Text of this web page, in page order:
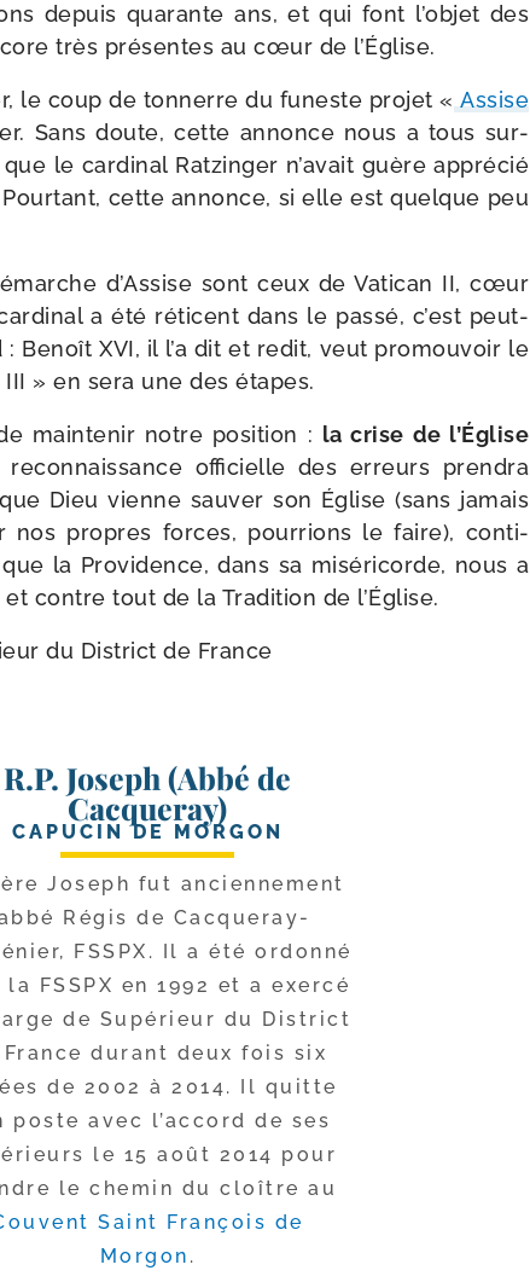
depuis qua­rante ans, et qui font l’objet des
très pré­sentes au cœur de l’Église.
le coup de ton­nerre du funeste pro­jet « Assise
Sans doute, cette annonce nous a tous sur­
le car­di­nal Ratzinger n’avait guère appré­cié
cette annonce, si elle est quelque peu
d’Assise sont ceux de Vatican II, cœur
a été réti­cent dans le pas­sé, c’est peut-​
Benoît XVI, il l’a dit et redit, veut pro­mou­voir le
» en sera une des étapes.
main­te­nir notre posi­tion : la crise de l’Église
recon­nais­sance offi­cielle des erreurs pren­dra
Dieu vienne sau­ver son Église (sans jamais
nos propres forces, pour­rions le faire), conti­
la Providence, dans sa misé­ri­corde, nous a
contre tout de la Tradition de l’Église.
du District de France
R.P. Joseph (Abbé de
Cacqueray)
CAPUCIN DE MORGON
Joseph fut ancien­ne­ment
Régis de Cacqueray-​
FSSPX. Il a été ordon­né
la FSSPX en 1992 et a exer­cé
de Supérieur du District
France durant deux fois six
de 2002 à 2014. Il quitte
poste avec l’ac­cord de ses
le 15 août 2014 pour
le che­min du cloître au
Saint François de
Morgon .